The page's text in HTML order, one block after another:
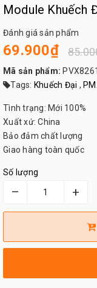
Module Khuếch
Đánh giá sản phẩm
69.900₫
Mã sản phẩm:
Tags: Khuếch Đại ,
Tình trạng: Mới 100%
Xuất xứ: China
Bảo đảm chất lượng
Giao hàng toàn quốc
Số lượng
– +